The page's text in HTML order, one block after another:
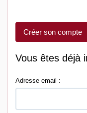
Créer son compte
Vous êtes déjà
Adresse email :